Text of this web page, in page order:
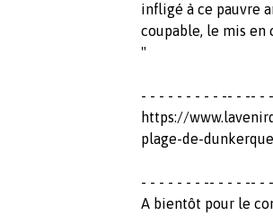
infligé à ce pauvre
coupable, le mis en
"
- - - - - - - - - -- - -- -
https://
plage-de-
- - - - - - - -- - - - -- -
A bientôt pour le